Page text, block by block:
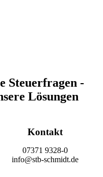
Steuerfragen -
Lösungen
Kontakt
07371 9328-0
info@stb-schmidt.de